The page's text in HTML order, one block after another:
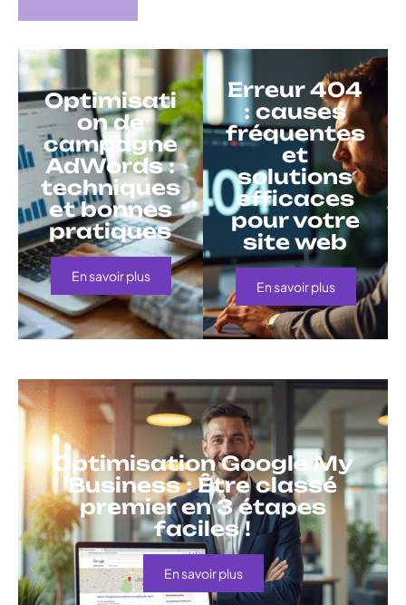
Optimisati
on de
campagne
AdWords :
techniques
et bonnes
pratiques
En savoir plus
Erreur 404
: causes
fréquentes
et
solutions
efficaces
pour votre
site web
En savoir plus
Optimisation Google My
Business : Être classé
premier en 3 étapes
faciles !
En savoir plus